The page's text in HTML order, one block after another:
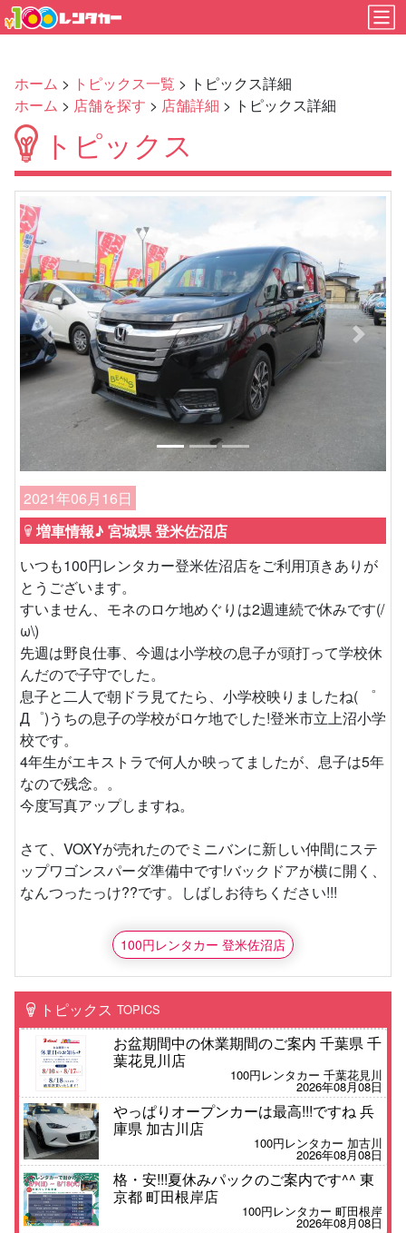
ホーム > トピックス一覧 > トピックス詳細
ホーム > 店舗を探す > 店舗詳細 > トピックス詳細
トピックス
Previous Next
2021年06月16日
増車情報♪ 宮城県 登米佐沼店
いつも100円レンタカー登米佐沼店をご利用頂きありが
とうございます。
すいません、モネのロケ地めぐりは2週連続で休みです(/
ω\)
先週は野良仕事、今週は小学校の息子が頭打って学校休
んだので子守でした。
息子と二人で朝ドラ見てたら、小学校映りましたね( ゜
Д゜)うちの息子の学校がロケ地でした!登米市立上沼小学
校です。
4年生がエキストラで何人か映ってましたが、息子は5年
なので残念。。
今度写真アップしますね。
さて、VOXYが売れたのでミニバンに新しい仲間にステ
ップワゴンスパーダ準備中です!バックドアが横に開く、
なんつったっけ??です。しばしお待ちください!!!
100円レンタカー 登米佐沼店
トピックス TOPICS
お盆期間中の休業期間のご案内 千葉県 千
葉花見川店
100円レンタカー 千葉花見川
2026年08月08日
やっぱりオープンカーは最高!!!ですね 兵
庫県 加古川店
100円レンタカー 加古川
2026年08月08日
格・安!!!夏休みパックのご案内です^^ 東
京都 町田根岸店
100円レンタカー 町田根岸
2026年08月08日